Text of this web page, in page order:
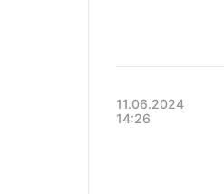
11.06.2024
14:26